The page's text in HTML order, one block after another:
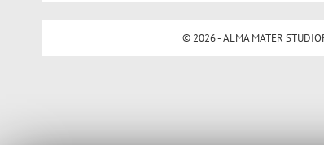
© 2026 - ALMA MATER